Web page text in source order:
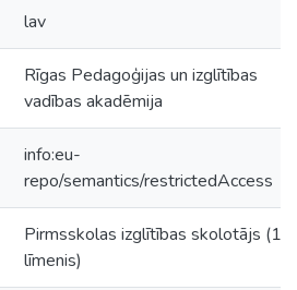
lav
Rīgas Pedagoģijas un izglītības
vadības akadēmija
info:eu-
repo/semantics/restrictedAccess
Pirmsskolas izglītības skolotājs (1.
līmenis)